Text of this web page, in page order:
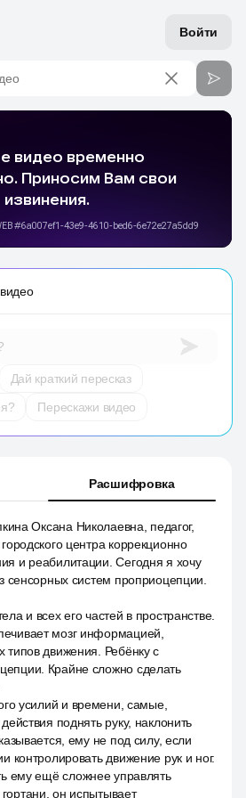
Войти
Дай краткий пересказ
Перескажи видео
Расшифровка
Оксана Николаевна, педагог,
центра коррекционно
и реабилитации. Сегодня я хочу
сенсорных систем проприоцепции.
и всех его частей в пространстве.
мозг информацией,
типов движения. Ребёнку с
Крайне сложно сделать
усилий и времени, самые,
поднять руку, наклонить
ему не под силу, если
контролировать движение рук и ног.
ему ещё сложнее управлять
он испытывает